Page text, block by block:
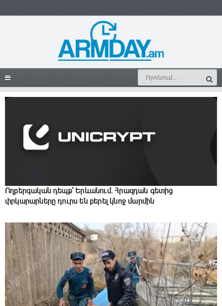
Ողբերգական դեպք՝ Երևանում. Հրազդան գետից
փրկարարները դուրս են բերել կնոջ մարմին